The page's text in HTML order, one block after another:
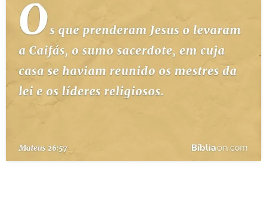
ESTUDOS BÍBLICOS
ESBOÇOS DE PREGAÇÃO
TEMAS
PERGUNTE À BÍBLIA
QUEM SOMOS